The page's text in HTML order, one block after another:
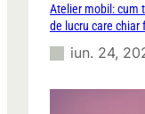
Atelier mobil: cum
de lucru care chiar
iun. 24,